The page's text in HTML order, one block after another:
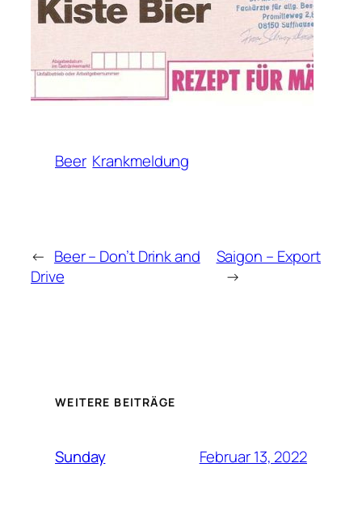
Beer Krankmeldung
← Beer – Don’t Drink and
Drive
Saigon – Export
→
WEITERE BEITRÄGE
Sunday Februar 13, 2022